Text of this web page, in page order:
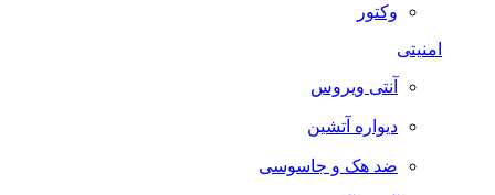
وکتور
امنیتی
آنتی ویروس
دیواره آتشین
ضد هک و جاسوسی